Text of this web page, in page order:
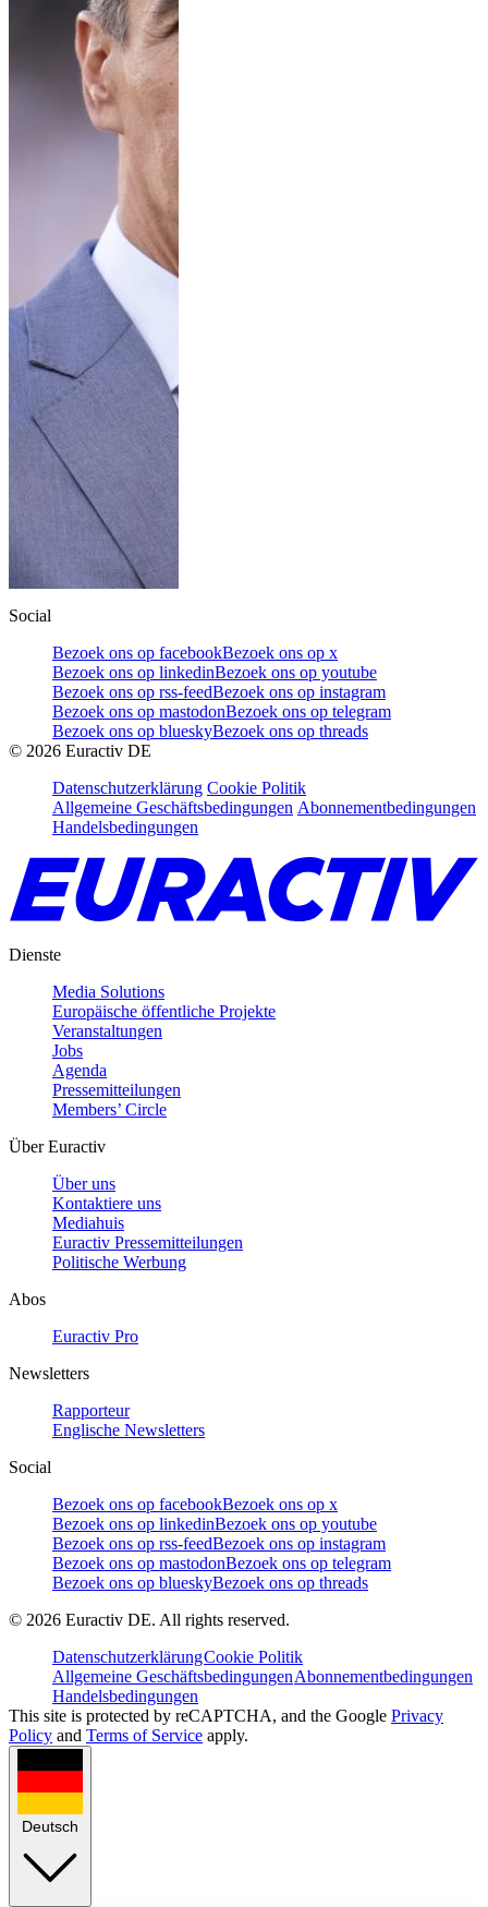
Social
Bezoek ons op facebookBezoek ons op x
Bezoek ons op linkedinBezoek ons op youtube
Bezoek ons op rss-feedBezoek ons op instagram
Bezoek ons op mastodonBezoek ons op telegram
Bezoek ons op blueskyBezoek ons op threads
© 2026 Euractiv DE
Datenschutzerklärung Cookie Politik
Allgemeine Geschäftsbedingungen Abonnementbedingungen
Handelsbedingungen
Dienste
Media Solutions
Europäische öffentliche Projekte
Veranstaltungen
Jobs
Agenda
Pressemitteilungen
Members’ Circle
Über Euractiv
Über uns
Kontaktiere uns
Mediahuis
Euractiv Pressemitteilungen
Politische Werbung
Abos
Euractiv Pro
Newsletters
Rapporteur
Englische Newsletters
Social
Bezoek ons op facebookBezoek ons op x
Bezoek ons op linkedinBezoek ons op youtube
Bezoek ons op rss-feedBezoek ons op instagram
Bezoek ons op mastodonBezoek ons op telegram
Bezoek ons op blueskyBezoek ons op threads
© 2026 Euractiv DE. All rights reserved.
DatenschutzerklärungCookie Politik
Allgemeine GeschäftsbedingungenAbonnementbedingungen
Handelsbedingungen
This site is protected by reCAPTCHA, and the Google Privacy
Policy and Terms of Service apply.
Deutsch